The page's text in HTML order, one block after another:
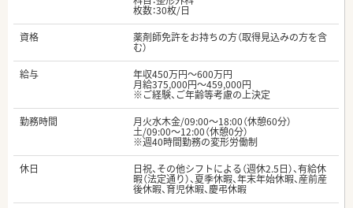
枚数：30枚/日
資格
薬剤師免許をお持ちの方（取得見込みの方を含
む）
給与
年収450万円～600万円
月給375,000円～459,000円
※ご経験、ご年齢等考慮の上決定
勤務時間
月火水木金/09:00～18:00（休憩60分）
土/09:00～12:00（休憩0分）
※週40時間勤務の変形労働制
休日
日祝、その他シフトによる（週休2.5日）、有給休
暇（法定通り）、夏季休暇、年末年始休暇、産前産
後休暇、育児休暇、慶弔休暇